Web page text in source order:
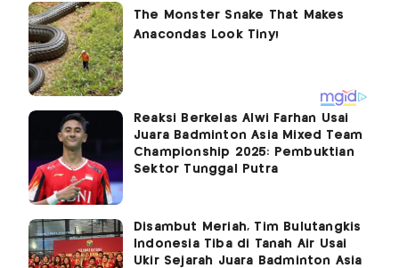
Reaksi Berkelas Alwi Farhan Usai
Juara Badminton Asia Mixed Team
Championship 2025: Pembuktian
Sektor Tunggal Putra
Disambut Meriah, Tim Bulutangkis
Indonesia Tiba di Tanah Air Usai
Ukir Sejarah Juara Badminton Asia